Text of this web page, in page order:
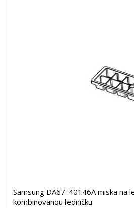
Samsung DA67-40146A miska na
kombinovanou ledničku